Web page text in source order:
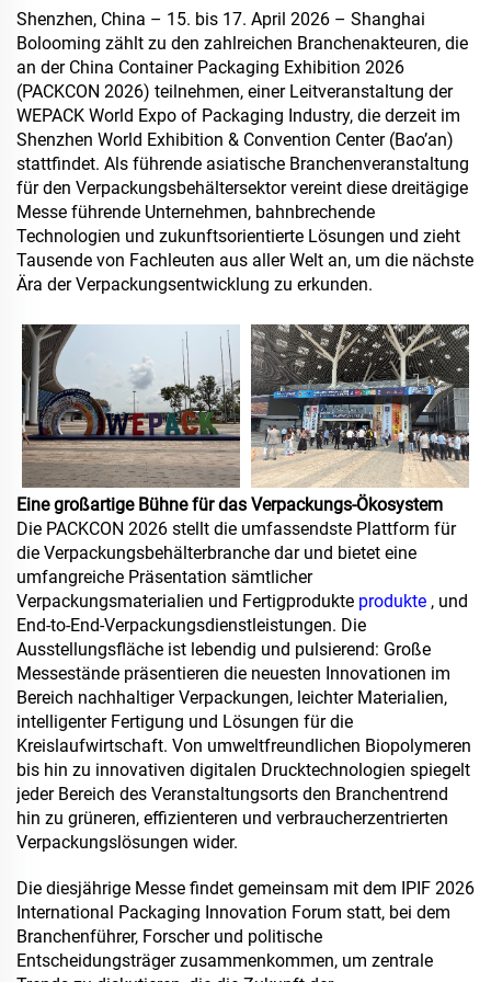
Shenzhen, China – 15. bis 17. April 2026 – Shanghai
Bolooming zählt zu den zahlreichen Branchenakteuren, die
an der China Container Packaging Exhibition 2026
(PACKCON 2026) teilnehmen, einer Leitveranstaltung der
WEPACK World Expo of Packaging Industry, die derzeit im
Shenzhen World Exhibition & Convention Center (Bao’an)
stattfindet. Als führende asiatische Branchenveranstaltung
für den Verpackungsbehältersektor vereint diese dreitägige
Messe führende Unternehmen, bahnbrechende
Technologien und zukunftsorientierte Lösungen und zieht
Tausende von Fachleuten aus aller Welt an, um die nächste
Ära der Verpackungsentwicklung zu erkunden.
Eine großartige Bühne für das Verpackungs-Ökosystem
Die PACKCON 2026 stellt die umfassendste Plattform für
die Verpackungsbehälterbranche dar und bietet eine
umfangreiche Präsentation sämtlicher
Verpackungsmaterialien und Fertigprodukte produkte , und
End-to-End-Verpackungsdienstleistungen. Die
Ausstellungsfläche ist lebendig und pulsierend: Große
Messestände präsentieren die neuesten Innovationen im
Bereich nachhaltiger Verpackungen, leichter Materialien,
intelligenter Fertigung und Lösungen für die
Kreislaufwirtschaft. Von umweltfreundlichen Biopolymeren
bis hin zu innovativen digitalen Drucktechnologien spiegelt
jeder Bereich des Veranstaltungsorts den Branchentrend
hin zu grüneren, effizienteren und verbraucherzentrierten
Verpackungslösungen wider.
Die diesjährige Messe findet gemeinsam mit dem IPIF 2026
International Packaging Innovation Forum statt, bei dem
Branchenführer, Forscher und politische
Entscheidungsträger zusammenkommen, um zentrale